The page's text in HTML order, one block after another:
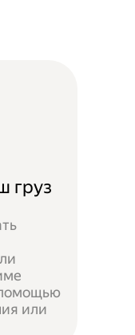
груз
или